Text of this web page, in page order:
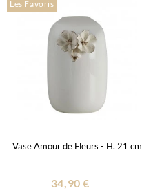
Les Favoris
Vase Amour de Fleurs - H. 21 cm
34,90 €